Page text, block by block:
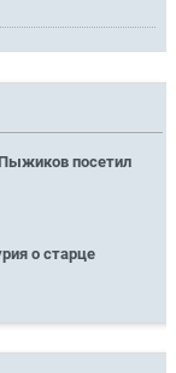
посетил
о старце